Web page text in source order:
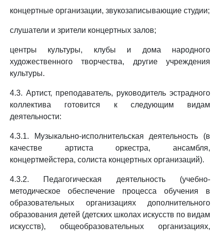
концертные организации, звукозаписывающие студии;
слушатели и зрители концертных залов;
центры культуры, клубы и дома народного
художественного творчества, другие учреждения
культуры.
4.3. Артист, преподаватель, руководитель эстрадного
коллектива готовится к следующим видам
деятельности:
4.3.1. Музыкально-исполнительская деятельность (в
качестве артиста оркестра, ансамбля,
концертмейстера, солиста концертных организаций).
4.3.2. Педагогическая деятельность (учебно-
методическое обеспечение процесса обучения в
образовательных организациях дополнительного
образования детей (детских школах искусств по видам
искусств), общеобразовательных организациях,